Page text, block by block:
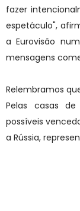
fazer
espetáculo",
a Eurovisão
mensagens
Relembramos
Pelas casas
possíveis
a Rússia,